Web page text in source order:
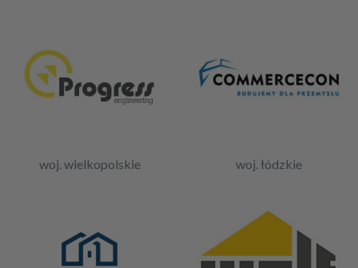
woj. wielkopolskie woj. łódzkie